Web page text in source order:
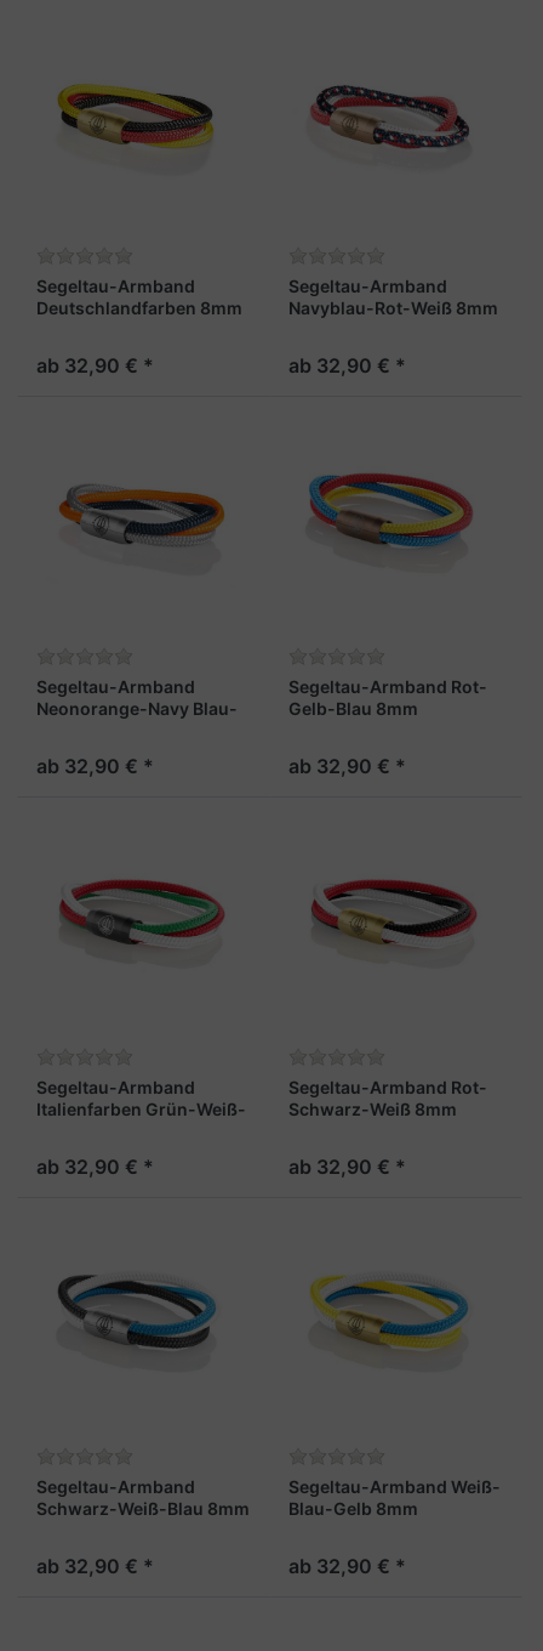
Segeltau-Armband
Deutschlandfarben 8mm
ab 32,90 € *
Segeltau-Armband
Navyblau-Rot-Weiß 8mm
ab 32,90 € *
Segeltau-Armband
Neonorange-Navy Blau-
ab 32,90 € *
Segeltau-Armband Rot-
Gelb-Blau 8mm
ab 32,90 € *
Segeltau-Armband
Italienfarben Grün-Weiß-
ab 32,90 € *
Segeltau-Armband Rot-
Schwarz-Weiß 8mm
ab 32,90 € *
Segeltau-Armband
Schwarz-Weiß-Blau 8mm
ab 32,90 € *
Segeltau-Armband Weiß-
Blau-Gelb 8mm
ab 32,90 € *